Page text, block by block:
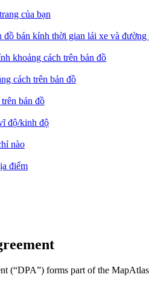
của bạn
đồ bán kính thời gian lái xe và đường
khoảng cách trên bản đồ
cách trên bản đồ
bản đồ
độ/kinh độ
nào
điểm
(“DPA”) forms part of the